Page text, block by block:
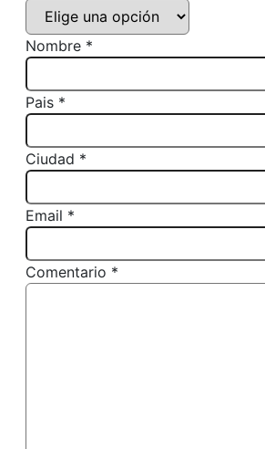
Nombre *
Pais *
Ciudad *
Email *
Comentario *